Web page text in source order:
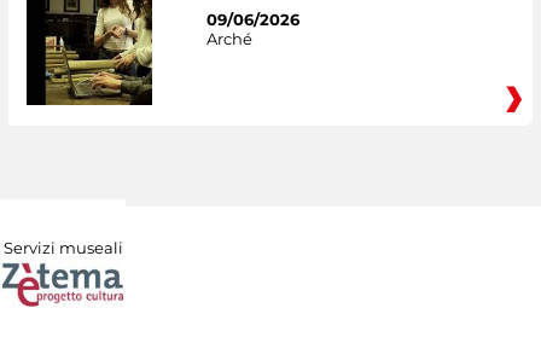
09/06/2026
Arché
Servizi museali